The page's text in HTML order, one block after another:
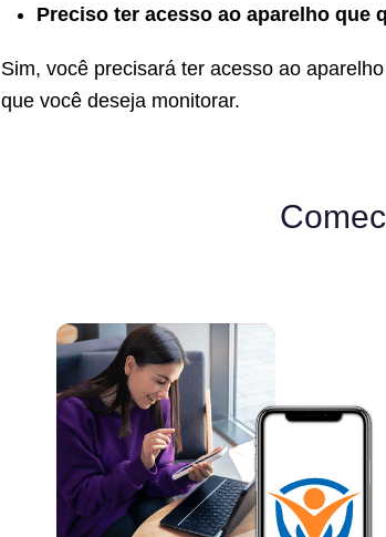
Preciso ter acesso ao aparelho que
Sim, você precisará ter acesso ao
que você deseja monitorar.